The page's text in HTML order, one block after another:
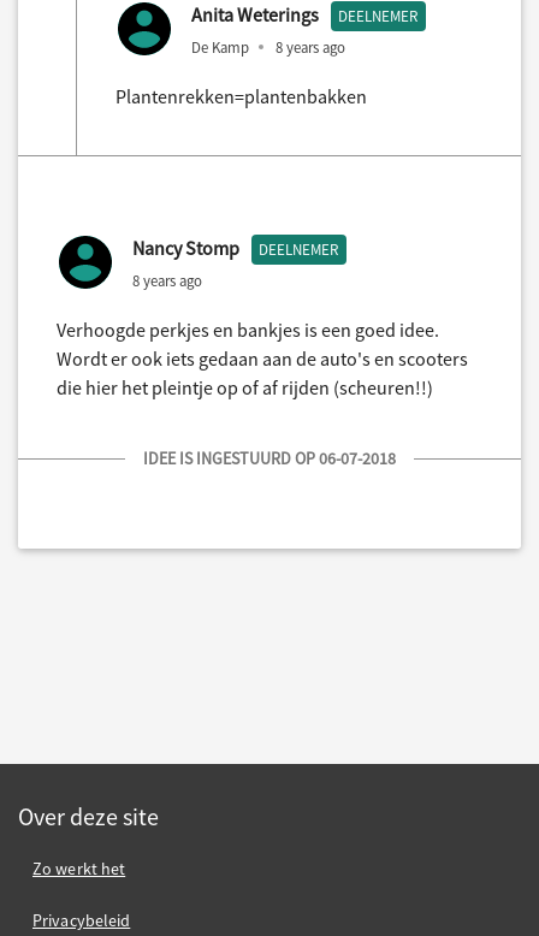
Anita Weterings DEELNEMER
De Kamp 8 years ago
Plantenrekken=plantenbakken
Nancy Stomp DEELNEMER
8 years ago
Verhoogde perkjes en bankjes is een goed idee.
Wordt er ook iets gedaan aan de auto's en scooters
die hier het pleintje op of af rijden (scheuren!!)
IDEE IS INGESTUURD OP 06-07-2018
Over deze site
Zo werkt het
Privacybeleid